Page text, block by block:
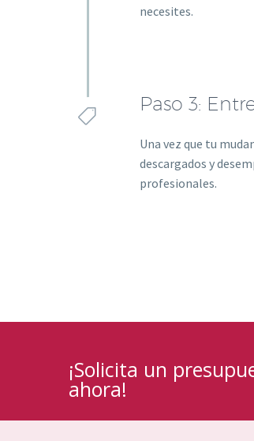
necesites.


Paso 3:
Una vez que tu
descargados y
profesionales.
¡Solicita un
ahora!